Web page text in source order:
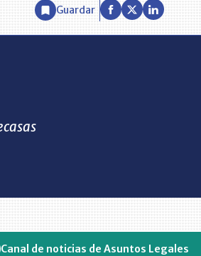
Guardar
Canal de noticias de Asuntos Legales